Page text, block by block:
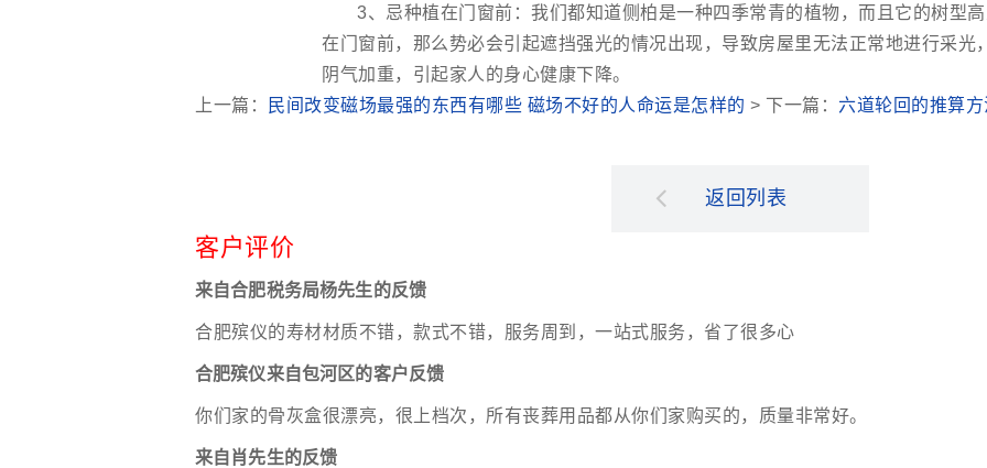
3、忌种植在门窗前：我们都知道侧柏是一种四季常青的植物，而且它的树型
在门窗前，那么势必会引起遮挡强光的情况出现，导致房屋里无法正常地进行采光
阴气加重，引起家人的身心健康下降。
上一篇：
民间改变磁场最强的东西有哪些 磁场不好的人命运是怎样的 > 下一篇： 六道轮回的推算
返回列表
客户评价
来自合肥税务局杨先生的反馈
合肥殡仪的寿材材质不错，款式不错，服务周到，一站式服务，省了很多心
合肥殡仪来自包河区的客户反馈
你们家的骨灰盒很漂亮，很上档次，所有丧葬用品都从你们家购买的，质量非常好。
来自肖先生的反馈